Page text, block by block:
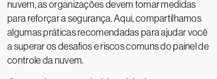
nuvem, as organizações devem tomar medidas
para reforçar a segurança. Aqui, compartilhamos
algumas práticas recomendadas para ajudar você
a superar os desafios e riscos comuns do painel de
controle da nuvem.